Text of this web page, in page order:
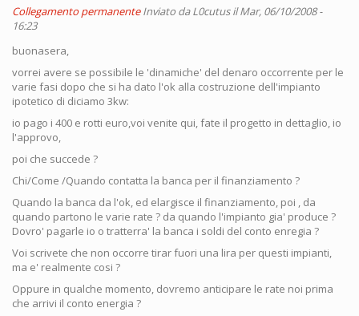
Collegamento permanente Inviato daL0cutusil Mar, 06/10/2008 -
16:23
buonasera,
vorrei avere se possibile le 'dinamiche' del denaro occorrente per le
varie fasi dopo che si ha dato l'ok alla costruzione dell'impianto
ipotetico di diciamo 3kw:
io pago i 400 e rotti euro,voi venite qui, fate il progetto in dettaglio, io
l'approvo,
poi che succede ?
Chi/Come /Quando contatta la banca per il finanziamento ?
Quando la banca da l'ok, ed elargisce il finanziamento, poi , da
quando partono le varie rate ? da quando l'impianto gia' produce ?
Dovro' pagarle io o tratterra' la banca i soldi del conto enregia ?
Voi scrivete che non occorre tirar fuori una lira per questi impianti,
ma e' realmente cosi ?
Oppure in qualche momento, dovremo anticipare le rate noi prima
che arrivi il conto energia ?